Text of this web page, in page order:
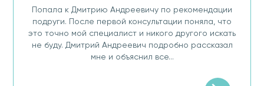
Попала к Дмитрию Андреевичу по рекомендации
подруги. После первой консультации поняла, что
это точно мой специалист и никого другого искать
не буду. Дмитрий Андреевич подробно рассказал
мне и объяснил все...